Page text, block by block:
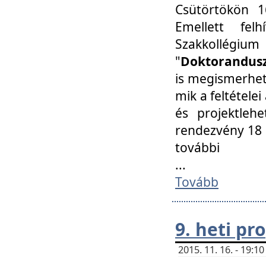
Csütörtökön
Emellett
"
is
mik a feltételei
és
rendezvény
további
...
Tovább
9. heti
2015. 11. 16. -